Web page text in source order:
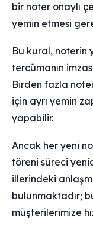
bir noter onaylı
yemin etmesi
Bu kural, noterin
tercümanın
Birden fazla
için ayrı yemin
yapabilir.
Ancak her yeni
töreni süreci
illerindeki
bulunmaktadır;
müşterilerimize